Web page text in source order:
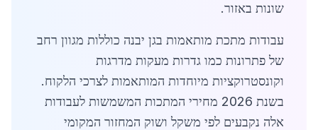
שונות באזור.
עבודות מתכת מותאמות בגן יבנה כוללות מגוון רחב
של פתרונות כמו גדרות מעקות מדרגות
וקונסטרוקציות מיוחדות המותאמות לצרכי הלקוח.
בשנת 2026 מחירי המתכות המשמשות לעבודות
אלה נקבעים לפי משקל ושוק המחזור המקומי